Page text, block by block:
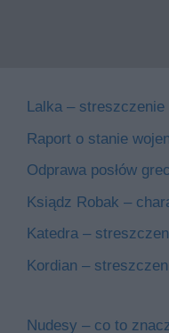
Lalka – streszczenie
Raport o stanie
Odprawa posłów
Ksiądz Robak –
Katedra –
Kordian –
Nudesy – co to